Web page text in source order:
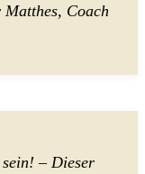
Coach
– Dieser